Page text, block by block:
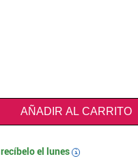
AÑADIR AL CARRITO
recíbelo el lunes i